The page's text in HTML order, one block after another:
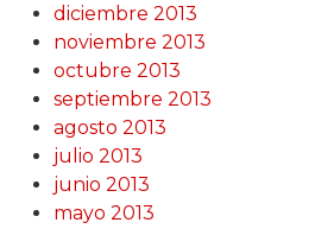
diciembre 2013
noviembre 2013
octubre 2013
septiembre 2013
agosto 2013
julio 2013
junio 2013
mayo 2013